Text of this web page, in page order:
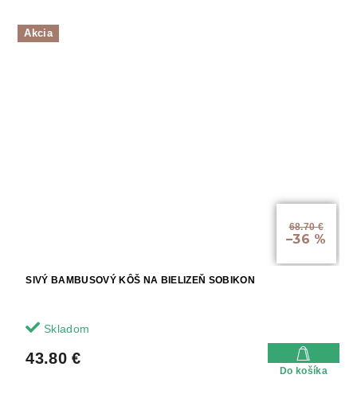
Akcia
68.70 €
–36 %
SIVÝ BAMBUSOVÝ KÔŠ NA BIELIZEŇ SOBIKON
Skladom
43.80 €
Do košíka